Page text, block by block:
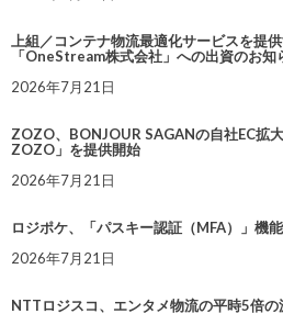
上組／コンテナ物流最適化サービスを提
「OneStream株式会社」への出資のお知
2026年7月21日
ZOZO、BONJOUR SAGANの自社EC拡
ZOZO」を提供開始
2026年7月21日
ロジポケ、「パスキー認証（MFA）」機
2026年7月21日
NTTロジスコ、エンタメ物流の平時5倍